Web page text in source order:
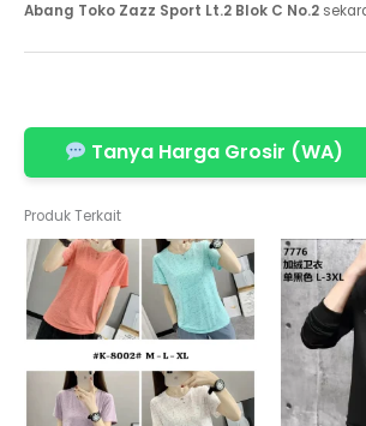
Abang Toko Zazz Sport Lt.2 Blok C No.2
Tanya Harga Grosir (WA)
Produk Terkait